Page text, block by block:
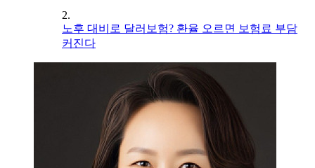
2.
노후 대비로 달러보험? 환율 오르면 보험료 부담
커진다